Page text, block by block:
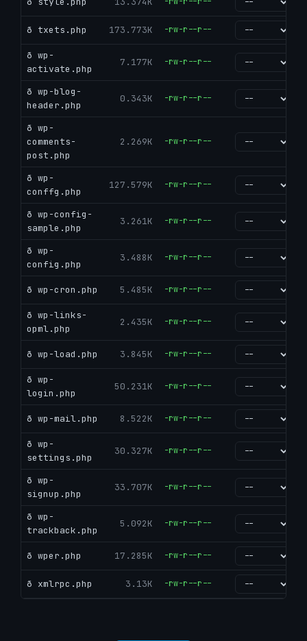
ð txets.php 173.773K -rw-r--r--
ð wp-
activate.php
7.177K -rw-r--r--
ð wp-blog-
header.php
0.343K -rw-r--r--
ð wp-
comments-
post.php
2.269K -rw-r--r--
ð wp-
conffg.php
127.579K -rw-r--r--
ð wp-config-
sample.php
3.261K -rw-r--r--
ð wp-
config.php
3.488K -rw-r--r--
ð wp-cron.php 5.485K -rw-r--r--
ð wp-links-
opml.php
2.435K -rw-r--r--
ð wp-load.php 3.845K -rw-r--r--
ð wp-
login.php
50.231K -rw-r--r--
ð wp-mail.php 8.522K -rw-r--r--
ð wp-
settings.php
30.327K -rw-r--r--
ð wp-
signup.php
33.707K -rw-r--r--
ð wp-
trackback.php
5.092K -rw-r--r--
ð wper.php 17.285K -rw-r--r--
ð xmlrpc.php 3.13K -rw-r--r--